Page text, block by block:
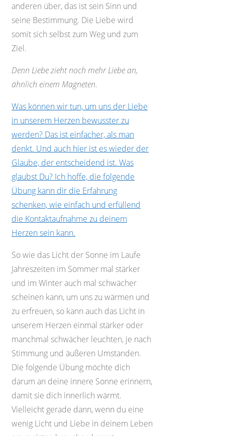
anderen über, das ist sein Sinn und
seine Bestimmung. Die Liebe wird
somit sich selbst zum Weg und zum
Ziel.
Denn Liebe zieht noch mehr Liebe an,
ähnlich einem Magneten.
Was können wir tun, um uns der Liebe
in unserem Herzen bewusster zu
werden? Das ist einfacher, als man
denkt. Und auch hier ist es wieder der
Glaube, der entscheidend ist. Was
glaubst Du? Ich hoffe, die folgende
Übung kann dir die Erfahrung
schenken, wie einfach und erfüllend
die Kontaktaufnahme zu deinem
Herzen sein kann.
So wie das Licht der Sonne im Laufe
Jahreszeiten im Sommer mal stärker
und im Winter auch mal schwächer
scheinen kann, um uns zu wärmen und
zu erfreuen, so kann auch das Licht in
unserem Herzen einmal stärker oder
manchmal schwächer leuchten, je nach
Stimmung und äußeren Umstanden.
Die folgende Übung möchte dich
darum an deine innere Sonne erinnern,
damit sie dich innerlich wärmt.
Vielleicht gerade dann, wenn du eine
wenig Licht und Liebe in deinem Leben